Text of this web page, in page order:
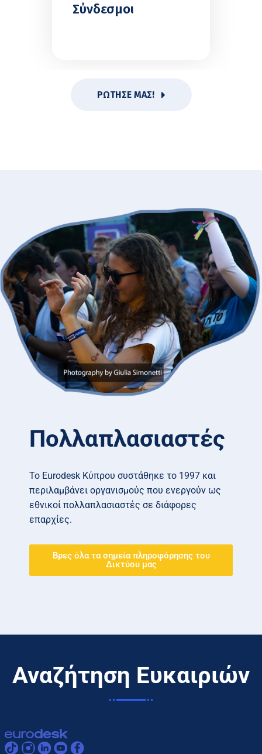
Σύνδεσμοι
ΡΩΤΗΣΕ ΜΑΣ!
Πολλαπλασιαστές
Το Eurodesk Κύπρου συστάθηκε το 1997 και
περιλαμβάνει οργανισμούς που ενεργούν ως
εθνικοί πολλαπλασιαστές σε διάφορες
επαρχίες.
Βρες όλα τα σημεία πληροφόρησης του
Δικτύου μας
Αναζήτηση Ευκαιριών